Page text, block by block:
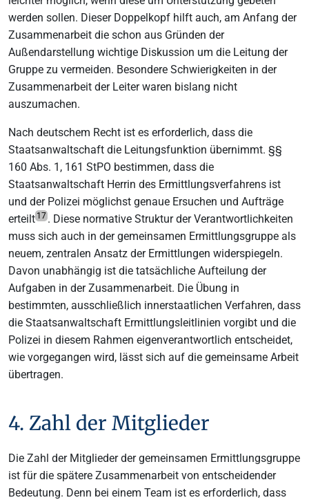
werden sollen. Dieser Doppelkopf hilft auch, am Anfang der
Zusammenarbeit die schon aus Gründen der
Außendarstellung wichtige Diskussion um die Leitung der
Gruppe zu vermeiden. Besondere Schwierigkeiten in der
Zusammenarbeit der Leiter waren bislang nicht
auszumachen.
Nach deutschem Recht ist es erforderlich, dass die
Staatsanwaltschaft die Leitungsfunktion übernimmt. §§
160 Abs. 1, 161 StPO bestimmen, dass die
Staatsanwaltschaft Herrin des Ermittlungsverfahrens ist
und der Polizei möglichst genaue Ersuchen und Aufträge
erteilt 17 . Diese normative Struktur der Verantwortlichkeiten
muss sich auch in der gemeinsamen Ermittlungsgruppe als
neuem, zentralen Ansatz der Ermittlungen widerspiegeln.
Davon unabhängig ist die tatsächliche Aufteilung der
Aufgaben in der Zusammenarbeit. Die Übung in
bestimmten, ausschließlich innerstaatlichen Verfahren, dass
die Staatsanwaltschaft Ermittlungsleitlinien vorgibt und die
Polizei in diesem Rahmen eigenverantwortlich entscheidet,
wie vorgegangen wird, lässt sich auf die gemeinsame Arbeit
übertragen.
4. Zahl der Mitglieder
Die Zahl der Mitglieder der gemeinsamen Ermittlungsgruppe
ist für die spätere Zusammenarbeit von entscheidender
Bedeutung. Denn bei einem Team ist es erforderlich, dass